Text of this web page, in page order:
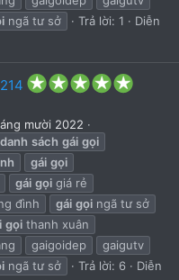
ngã tư sở Trả lời: 1
Diễn
5
r
(
)
mười 2022
danh sách gái gọi
gái gọi
gái gọi giá rẻ
đình gái gọi ngã tư sở
gọi thanh xuân
gaigoidep
gaigutv
ngã tư sở Trả lời: 6
Diễn